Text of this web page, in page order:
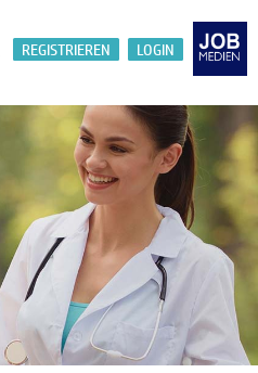
LOGIN
REGISTRIEREN